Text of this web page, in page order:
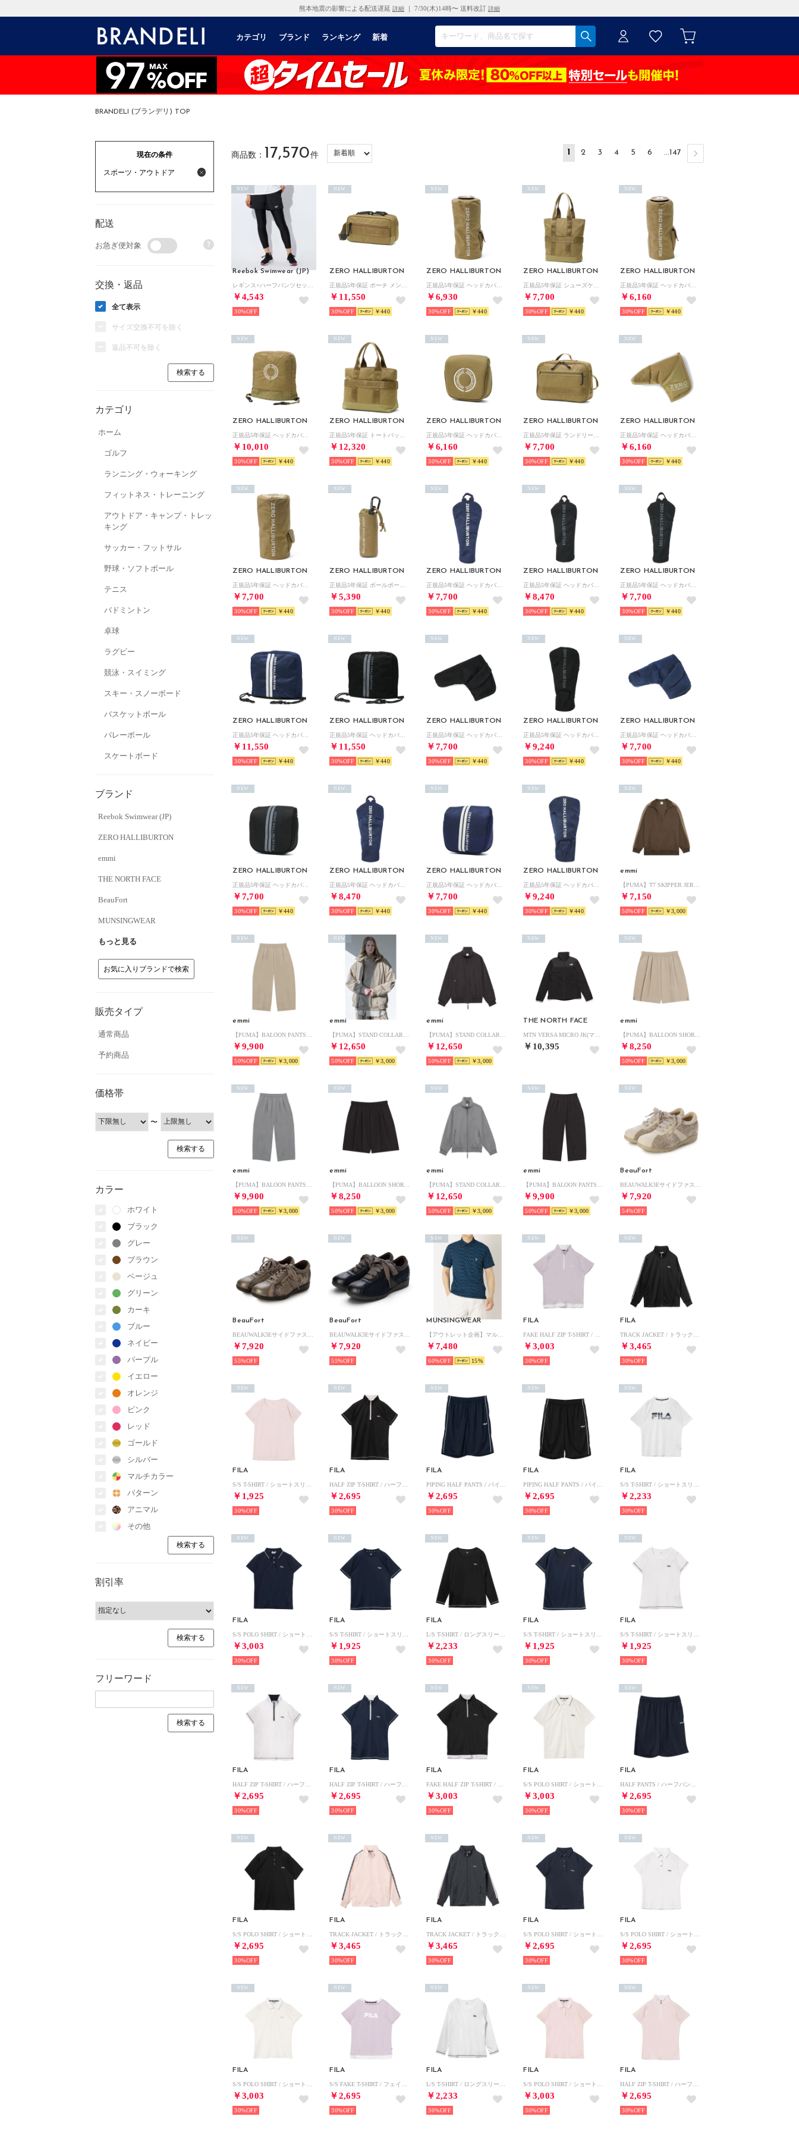
熊本地震の影響による配送遅延 詳細 ｜ 7/30(木)14時〜 送料改訂 詳細
カテゴリ ブランド ランキング 新着
BRANDELI (ブランデリ) TOP
現在の条件
スポーツ・アウトドア
配送
お急ぎ便対象 ?
交換・返品
全て表示
サイズ交換不可を除く
返品不可を除く
カテゴリ
ホーム
ゴルフ
ランニング・ウォーキング
フィットネス・トレーニング
アウトドア・キャンプ・トレッ
キング
サッカー・フットサル
野球・ソフトボール
テニス
バドミントン
卓球
ラグビー
競泳・スイミング
スキー・スノーボード
バスケットボール
バレーボール
スケートボード
ブランド
Reebok Swimwear (JP)
ZERO HALLIBURTON
emmi
THE NORTH FACE
BeauFort
MUNSINGWEAR
もっと見る
お気に入りブランドで検索
販売タイプ
通常商品
予約商品
価格帯
〜
カラー
ホワイト
ブラック
グレー
ブラウン
ベージュ
グリーン
カーキ
ブルー
ネイビー
パープル
イエロー
オレンジ
ピンク
レッド
ゴールド
シルバー
マルチカラー
パターン
アニマル
その他
割引率
フリーワード
商品数： 17,570件 1 2 3 4 5 6 ...147
Reebok Swimwear (JP)
￥4,543
NEW
30%
ZERO HALLIBURTON
￥11,550
NEW
30% ￥440
ZERO HALLIBURTON
￥6,930
NEW
30% ￥440
ZERO HALLIBURTON
￥7,700
NEW
30% ￥440
ZERO HALLIBURTON
￥6,160
NEW
30% ￥440
ZERO HALLIBURTON
￥10,010
NEW
30% ￥440
ZERO HALLIBURTON
￥12,320
NEW
30% ￥440
ZERO HALLIBURTON
￥6,160
NEW
30% ￥440
ZERO HALLIBURTON
￥7,700
NEW
30% ￥440
ZERO HALLIBURTON
￥6,160
NEW
30% ￥440
ZERO HALLIBURTON
￥7,700
NEW
30% ￥440
ZERO HALLIBURTON
￥5,390
NEW
30% ￥440
ZERO HALLIBURTON
￥7,700
NEW
30% ￥440
ZERO HALLIBURTON
￥8,470
NEW
30% ￥440
ZERO HALLIBURTON
￥7,700
NEW
30% ￥440
ZERO HALLIBURTON
￥11,550
NEW
30% ￥440
ZERO HALLIBURTON
￥11,550
NEW
30% ￥440
ZERO HALLIBURTON
￥7,700
NEW
30% ￥440
ZERO HALLIBURTON
￥9,240
NEW
30% ￥440
ZERO HALLIBURTON
￥7,700
NEW
30% ￥440
ZERO HALLIBURTON
￥7,700
NEW
30% ￥440
ZERO HALLIBURTON
￥8,470
NEW
30% ￥440
ZERO HALLIBURTON
￥7,700
NEW
30% ￥440
ZERO HALLIBURTON
￥9,240
NEW
30% ￥440
emmi
￥7,150
NEW
50% ￥3,000
emmi
￥9,900
NEW
50% ￥3,000
emmi
￥12,650
NEW
50% ￥3,000
emmi
￥12,650
NEW
50% ￥3,000
THE NORTH FACE
￥10,395
NEW
emmi
￥8,250
NEW
50% ￥3,000
emmi
￥9,900
NEW
50% ￥3,000
emmi
￥8,250
NEW
50% ￥3,000
emmi
￥12,650
NEW
50% ￥3,000
emmi
￥9,900
NEW
50% ￥3,000
BeauFort
￥7,920
NEW
54%
BeauFort
￥7,920
NEW
55%
BeauFort
￥7,920
NEW
55%
MUNSINGWEAR
￥7,480
NEW
60% 15
FILA
￥3,003
NEW
30%
FILA
￥3,465
NEW
30%
FILA
￥1,925
NEW
30%
FILA
￥2,695
NEW
30%
FILA
￥2,695
NEW
30%
FILA
￥2,695
NEW
30%
FILA
￥2,233
NEW
30%
FILA
￥3,003
NEW
30%
FILA
￥1,925
NEW
30%
FILA
￥2,233
NEW
30%
FILA
￥1,925
NEW
30%
FILA
￥1,925
NEW
30%
FILA
￥2,695
NEW
30%
FILA
￥2,695
NEW
30%
FILA
￥3,003
NEW
30%
FILA
￥3,003
NEW
30%
FILA
￥2,695
NEW
30%
FILA
￥2,695
NEW
30%
FILA
￥3,465
NEW
30%
FILA
￥3,465
NEW
30%
FILA
￥2,695
NEW
30%
FILA
￥2,695
NEW
30%
FILA
￥3,003
NEW
30%
FILA
￥2,695
NEW
30%
FILA
￥2,233
NEW
30%
FILA
￥3,003
NEW
30%
FILA
￥2,695
NEW
30%